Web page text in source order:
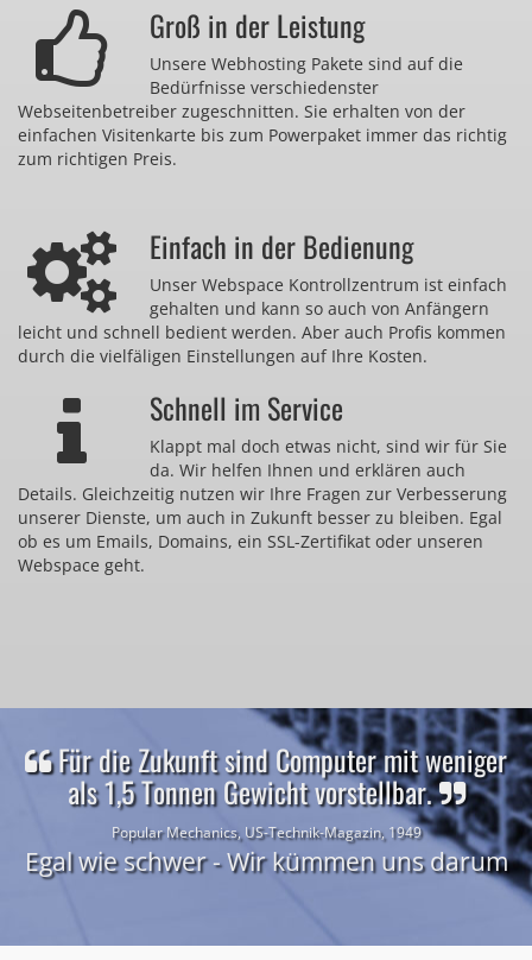
Groß in der Leistung
Unsere Webhosting Pakete sind auf die
Bedürfnisse verschiedenster
Webseitenbetreiber zugeschnitten. Sie erhalten von der
einfachen Visitenkarte bis zum Powerpaket immer das richtig
zum richtigen Preis.
Einfach in der Bedienung
Unser Webspace Kontrollzentrum ist einfach
gehalten und kann so auch von Anfängern
leicht und schnell bedient werden. Aber auch Profis kommen
durch die vielfäligen Einstellungen auf Ihre Kosten.
Schnell im Service
Klappt mal doch etwas nicht, sind wir für Sie
da. Wir helfen Ihnen und erklären auch
Details. Gleichzeitig nutzen wir Ihre Fragen zur Verbesserung
unserer Dienste, um auch in Zukunft besser zu bleiben. Egal
ob es um Emails, Domains, ein SSL-Zertifikat oder unseren
Webspace geht.
Für die Zukunft sind Computer mit weniger
als 1,5 Tonnen Gewicht vorstellbar.
Popular Mechanics, US-Technik-Magazin, 1949
Egal wie schwer - Wir kümmen uns darum